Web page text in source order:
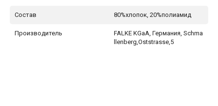
Состав 80%хлопок, 20%полиамид
Производитель
FALKE KGaA, Германия, Schma
llenberg,Oststrasse,5